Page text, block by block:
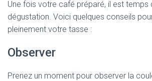
Une fois votre café préparé, il est temps
dégustation. Voici quelques conseils
pleinement votre tasse :
Observer
Prenez un moment pour observer la